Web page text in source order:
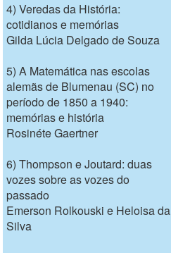
4) Veredas da História:
cotidianos e memórias
Gilda Lúcia Delgado de Souza
5) A Matemática nas escolas
alemãs de Blumenau (SC) no
período de 1850 a 1940:
memórias e história
Rosinéte Gaertner
6) Thompson e Joutard: duas
vozes sobre as vozes do
passado
Emerson Rolkouski e Heloisa da
Silva